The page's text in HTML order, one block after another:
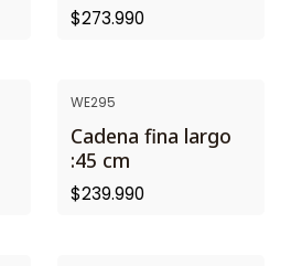
$273.990
WE295
Cadena fina largo
:45 cm
$239.990